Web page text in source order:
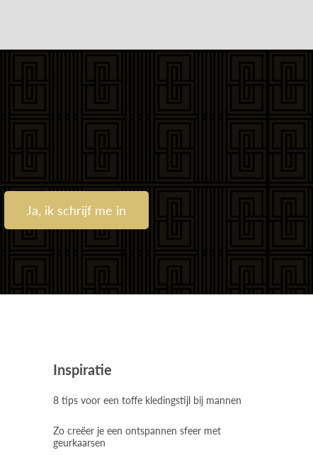
Ja, ik schrijf me in
Inspiratie
8 tips voor een toffe kledingstijl bij mannen
Zo creëer je een ontspannen sfeer met
geurkaarsen